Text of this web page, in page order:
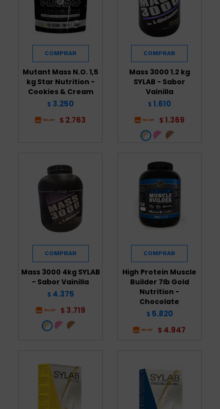
Mutant Mass N.O. 1,5
kg Star Nutrition -
Cookies & Cream
$ 3.250
$ 2.763
Mass 3000 1.2 kg
SYLAB - Sabor
Vainilla
$ 1.610
$ 1.369
Mass 3000 4kg SYLAB
- Sabor Vainilla
$ 4.375
$ 3.719
High Protein Muscle
Builder 7lb Gold
Nutrition -
Chocolate
$ 5.820
$ 4.947